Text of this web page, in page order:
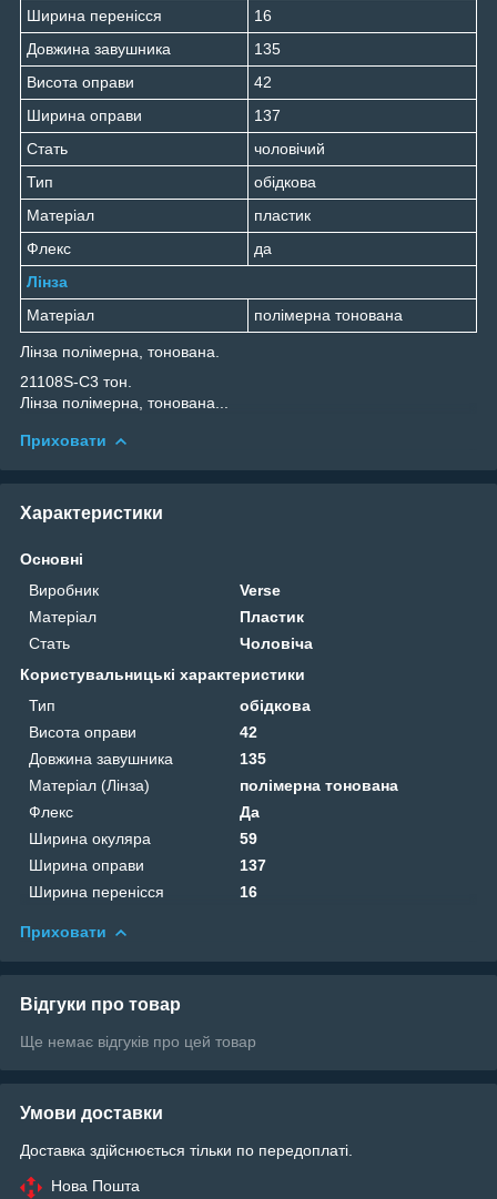
Ширина перенісся
16
Довжина завушника
135
Висота оправи
42
Ширина оправи
137
Стать
чоловічий
Тип
обідкова
Матеріал
пластик
Флекс
да
Лінза
Матеріал
полімерна тонована
Лінза полімерна, тонована.
21108S-C3 тон.
Лінза полімерна, тонована...
Приховати
Характеристики
Основні
Виробник
Verse
Матеріал
Пластик
Стать
Чоловіча
Користувальницькі характеристики
Тип
обідкова
Висота оправи
42
Довжина завушника
135
Матеріал (Лінза)
полімерна тонована
Флекс
Да
Ширина окуляра
59
Ширина оправи
137
Ширина перенісся
16
Приховати
Відгуки про товар
Ще немає відгуків про цей товар
Умови доставки
Доставка здійснюється тільки по передоплаті.
Нова Пошта